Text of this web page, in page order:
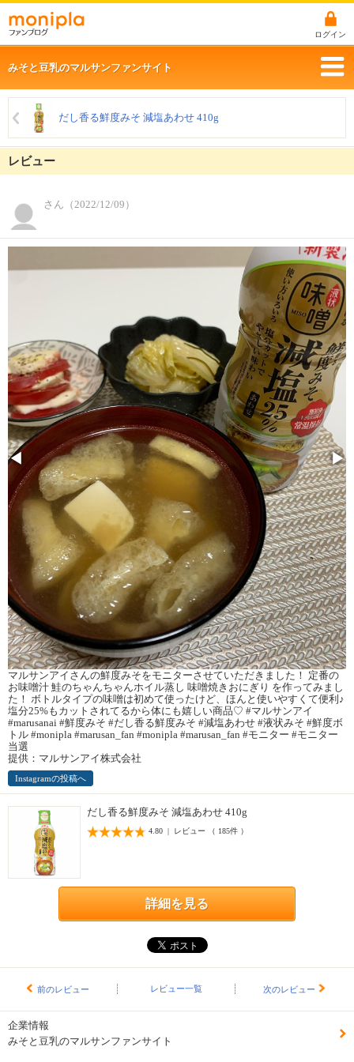
ログイン
みそと豆乳のマルサンファンサイト
だし香る鮮度みそ 減塩あわせ 410g
レビュー
さん（2022/12/09）
◀ ▶
マルサンアイさんの鮮度みそをモニターさせていただきました！ 定番の
お味噌汁 鮭のちゃんちゃんホイル蒸し 味噌焼きおにぎり を作ってみまし
た！ ボトルタイプの味噌は初めて使ったけど、ほんと使いやすくて便利♪
塩分25%もカットされてるから体にも嬉しい商品♡ #マルサンアイ
#marusanai #鮮度みそ #だし香る鮮度みそ #減塩あわせ #液状みそ #鮮度ボ
トル #monipla #marusan_fan #monipla #marusan_fan #モニター #モニター
当選
提供：マルサンアイ株式会社
Instagramの投稿へ
だし香る鮮度みそ 減塩あわせ 410g
4.80 | レビュー （ 185件 ）
詳細を見る
前のレビュー レビュー一覧 次のレビュー
企業情報
みそと豆乳のマルサンファンサイト